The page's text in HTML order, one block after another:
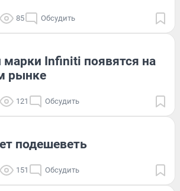
85 Обсудить
Infiniti появятся на
рынке
121 Обсудить
подешеветь
151 Обсудить